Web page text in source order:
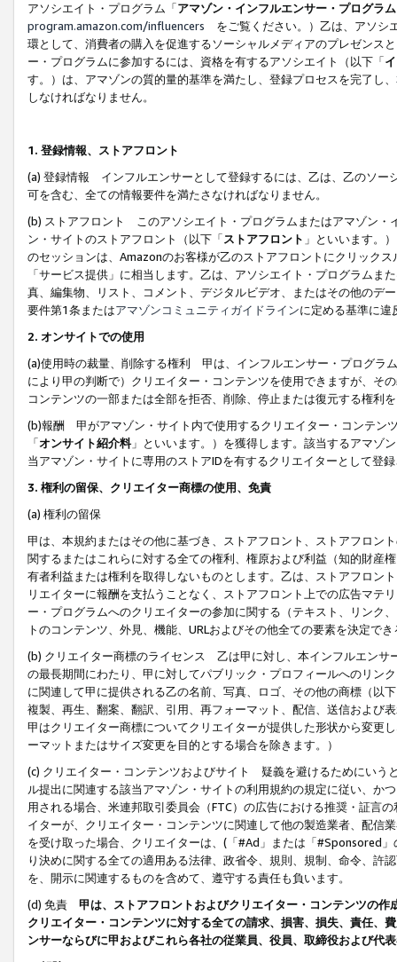
アソシエイト・プログラム「アマゾン・インフルエンサー・プログラム
program.amazon.com/influencers をご覧ください。）乙は、アソシ
環として、消費者の購入を促進するソーシャルメディアのプレゼンス
ー・プログラムに参加するには、資格を有するアソシエイト（以下「
す。）は、アマゾンの質的量的基準を満たし、登録プロセスを完了し、
しなければなりません。
1. 登録情報、ストアフロント
(a) 登録情報 インフルエンサーとして登録するには、乙は、乙のソー
可を含む、全ての情報要件を満たさなければなりません。
(b) ストアフロント このアソシエイト・プログラムまたはアマゾン・
ン・サイトのストアフロント（以下「ストアフロント 」といいます。
のセッションは、Amazonのお客様が乙のストアフロントにクリック
「サービス提供」に相当します。乙は、アソシエイト・プログラム
真、編集物、リスト、コメント、デジタルビデオ、またはその他のデ
要件第1条またはアマゾンコミュニティガイドラインに定める基準に違
2. オンサイトでの使用
(a)使用時の裁量、削除する権利 甲は、インフルエンサー・プログラ
により甲の判断で）クリエイター・コンテンツを使用できますが、そ
コンテンツの一部または全部を拒否、削除、停止または復元する権利
(b)報酬 甲がアマゾン・サイト内で使用するクリエイター・コンテン
「オンサイト紹介料」といいます。）を獲得します。該当するアマゾ
当アマゾン・サイトに専用のストアIDを有するクリエイターとして登
3. 権利の留保、クリエイター商標の使用、免責
(a) 権利の留保
甲は、本規約またはその他に基づき、ストアフロント、ストアフロン
関するまたはこれらに対する全ての権利、権原および利益（知的財産
有者利益または権利を取得しないものとします。乙は、ストアフロン
リエイターに報酬を支払うことなく、ストアフロント上での広告マテ
ー・プログラムへのクリエイターの参加に関する（テキスト、リンク
トのコンテンツ、外見、機能、URLおよびその他全ての要素を決定で
(b) クリエイター商標のライセンス 乙は甲に対し、本インフルエンサ
の最長期間にわたり、甲に対してパブリック・プロフィールへのリン
に関連して甲に提供される乙の名前、写真、ロゴ、その他の商標（以
複製、再生、翻案、翻訳、引用、再フォーマット、配信、送信および
甲はクリエイター商標についてクリエイターが提供した形状から変更
ーマットまたはサイズ変更を目的とする場合を除きます。）
(c) クリエイター・コンテンツおよびサイト 疑義を避けるためにいう
ル提出に関連する該当アマゾン・サイトの利用規約の規定に従い、か
用される場合、米連邦取引委員会（FTC）の広告における推奨・証言
イターが、クリエイター・コンテンツに関連して他の製造業者、配信
を受け取った場合、クリエイターは、(「#Ad」または「#Sponsored
り決めに関する全ての適用ある法律、政省令、規則、規制、命令、許
を、開示に関連するものを含めて、遵守する責任も負います。
(d) 免責 甲は、ストアフロントおよびクリエイター・コンテンツの
クリエイター・コンテンツに対する全ての請求、損害、損失、責任、
ンサーならびに甲およびこれら各社の従業員、役員、取締役および代